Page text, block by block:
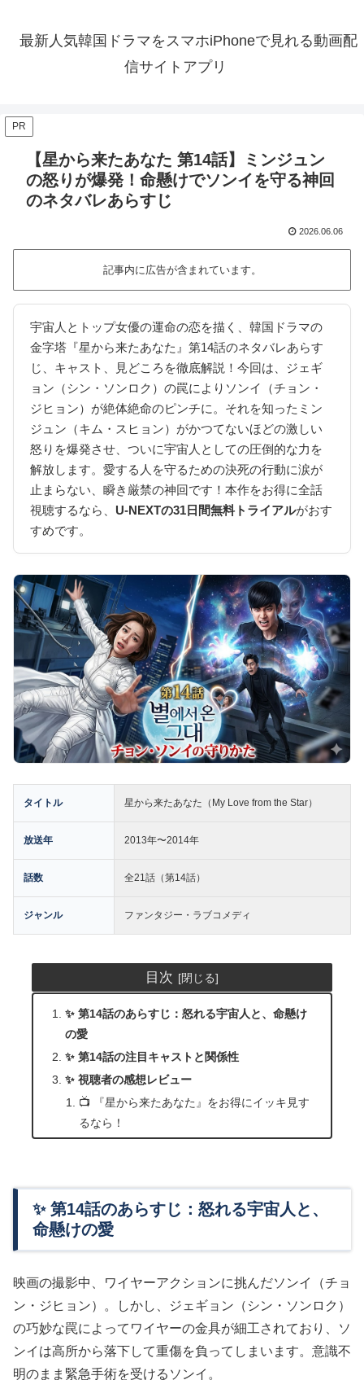
最新人気韓国ドラマをスマホiPhoneで見れる動画配
信サイトアプリ
PR
【星から来たあなた 第14話】ミンジュン
の怒りが爆発！命懸けでソンイを守る神回
のネタバレあらすじ
2026.06.06
記事内に広告が含まれています。
宇宙人とトップ女優の運命の恋を描く、韓国ドラマの
金字塔『星から来たあなた』第14話のネタバレあらす
じ、キャスト、見どころを徹底解説！今回は、ジェギ
ョン（シン・ソンロク）の罠によりソンイ（チョン・
ジヒョン）が絶体絶命のピンチに。それを知ったミン
ジュン（キム・スヒョン）がかつてないほどの激しい
怒りを爆発させ、ついに宇宙人としての圧倒的な力を
解放します。愛する人を守るための決死の行動に涙が
止まらない、瞬き厳禁の神回です！本作をお得に全話
視聴するなら、 U-NEXTの31日間無料トライアルがおす
すめです。
タイトル 星から来たあなた（My Love from the Star）
放送年 2013年〜2014年
話数 全21話（第14話）
ジャンル ファンタジー・ラブコメディ
目次
✨ 第14話のあらすじ：怒れる宇宙人と、命懸け
の愛
✨ 第14話の注目キャストと関係性
✨ 視聴者の感想レビュー
📺 『星から来たあなた』をお得にイッキ見す
るなら！
✨ 第14話のあらすじ：怒れる宇宙人と、
命懸けの愛
映画の撮影中、ワイヤーアクションに挑んだソンイ（チョ
ン・ジヒョン）。しかし、ジェギョン（シン・ソンロク）
の巧妙な罠によってワイヤーの金具が細工されており、ソ
ンイは高所から落下して重傷を負ってしまいます。意識不
明のまま緊急手術を受けるソンイ。